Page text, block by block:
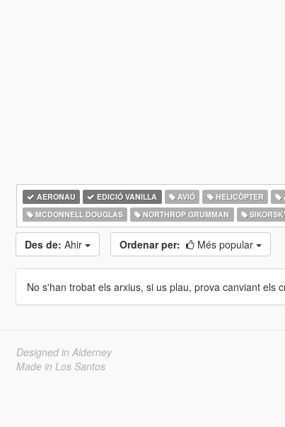
AERONAU EDICIÓ VANILLA AVIÓ HELICÒPTER
MCDONNELL DOUGLAS
NORTHROP GRUMMAN
Des de: Ahir Ordenar per: Més popular
No s'han trobat els arxius, si us plau, prova canviant els
Designed in Alderney
Made in Los Santos